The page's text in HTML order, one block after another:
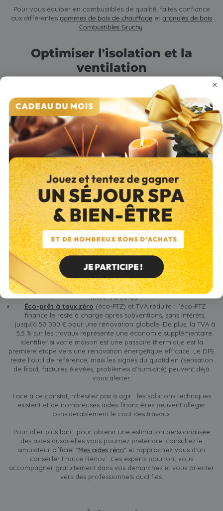
Pour vous équiper en combustibles de qualité, faites confiance
aux différentes gammes de bois de chauffage et granulés de bois
Combustibles Gruchy
Optimiser l'isolation et la
ventilation
Une bonne isolation ne suffit pas : il faut aussi assurer un
renouvellement d'air adéquat pour éviter les problèmes
d'humidité.
L'installation d'une VMC (Ventilation Mécanique Contrôlée) double
flux peut renouveler l'air tout en récupérant jusqu'à 90% de la
chaleur, limitant ainsi les déperditions énergétiques.
Aides financières pour la
rénovation énergétique
Il existe plusieurs aides pour réduire la facture et faciliter vos
travaux, notamment :
MaPrimeRénov' : le dispositif principal pour financer vos
rénovations. Le montant de l’aide dépend de vos revenus et de
la nature des travaux, et peut couvrir une partie importante du
coût total.
Lesprimes CEE
et autres incitations financières : les Certificats
d’Économie d’Énergie permettent d’obtenir des primes versées
par les fournisseurs d’énergie. Ces aides sont cumulables avec
MaPrimeRénov' et peuvent représenter plusieurs centaines ou
milliers d’euros.
Éco-prêt à taux zéro (éco-PTZ) et TVA réduite : l’éco-PTZ
finance le reste à charge après subventions, sans intérêts,
jusqu’à 50 000 € pour une rénovation globale. De plus, la TVA à
5,5 % sur les travaux représente une économie supplémentaire.
Identifier si votre maison est une passoire thermique est la
première étape vers une rénovation énergétique efficace. Le DPE
reste l'outil de référence, mais les signes du quotidien (sensation
de froid, factures élevées, problèmes d'humidité) peuvent déjà
vous alerter.
Face à ce constat, n'hésitez pas à agir : les solutions techniques
existent et de nombreuses aides financières peuvent alléger
considérablement le coût des travaux.
Pour aller plus loin : pour obtenir une estimation personnalisée
des aides auxquelles vous pourriez prétendre, consultez le
simulateur officiel "Mes aides réno" et rapprochez-vous d'un
conseiller France Rénov'. Ces experts pourront vous
accompagner gratuitement dans vos démarches et vous orienter
vers des professionnels qualifiés.